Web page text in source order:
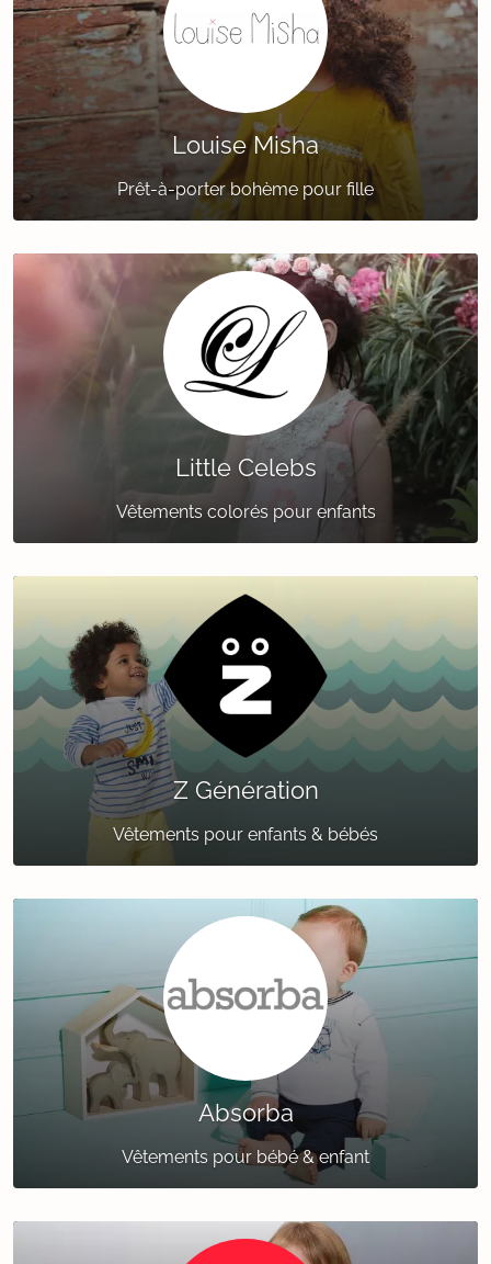
Louise Misha
Prêt-à-porter bohème pour fille
Little Celebs
Vêtements colorés pour enfants
Z Génération
Vêtements pour enfants & bébés
Absorba
Vêtements pour bébé & enfant